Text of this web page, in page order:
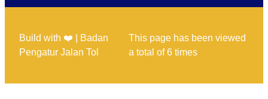
Build with ❤️ | Badan
Pengatur Jalan Tol
This page has been viewed
a total of6times